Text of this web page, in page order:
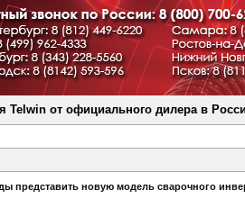
Telwin от официального дилера в
представить новую модель сварочного